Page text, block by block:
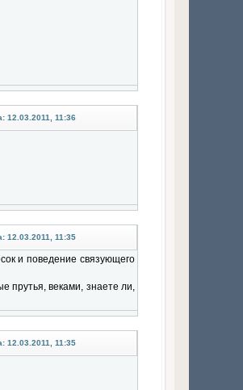
12.03.2011, 11:36
12.03.2011, 11:35
и поведение связующего
прутья, веками, знаете ли,
12.03.2011, 11:35